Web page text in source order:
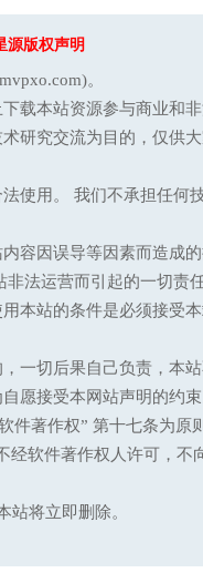
源版权声明
。
载本站资源参与商业和
研究交流为目的，仅供
使用。 我们不承担任何
容因误导等因素而造成的
法运营而引起的一切责
本站的条件是必须接受
一切后果自己负责，本站
愿接受本网站声明的约束
件著作权” 第十七条为
软件著作权人许可，不
站将立即删除。